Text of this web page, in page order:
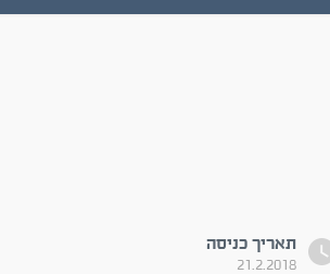
תאריך כניסה
21.2.2018